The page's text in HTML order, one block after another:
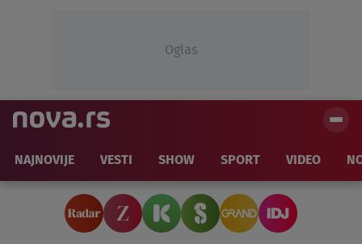
Oglas
NAJNOVIJE VESTI SHOW SPORT VIDEO